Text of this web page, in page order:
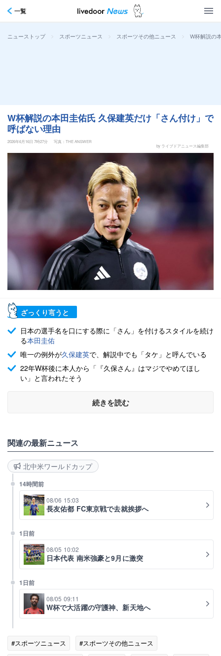
一覧
ニューストップ > スポーツニュース > スポーツその他ニュース > W杯解説の
W杯解説の本田圭佑氏 久保建英だけ「さん付け」で
呼ばない理由
2026年6月16日 7時27分
写真：THE ANSWER
by ライブドアニュース編集部
ざっくり言うと
日本の選手名を口にする際に「さん」を付けるスタイルを続け
る本田圭佑
唯一の例外が久保建英で、解説中でも「タケ」と呼んでいる
22年W杯後に本人から「『久保さん』はマジでやめてほし
い」と言われたそう
続きを読む
関連の最新ニュース
北中米ワールドカップ
14時間前
08/06 15:03
長友佑都 FC東京戦で去就挨拶へ
1日前
08/05 10:02
日本代表 南米強豪と9月に激突
1日前
08/05 09:11
W杯で大活躍の守護神、新天地へ
#スポーツニュース
#スポーツその他ニュース